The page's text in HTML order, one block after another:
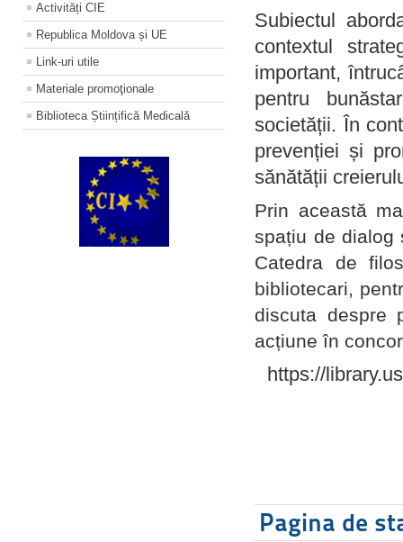
Activități CIE
Republica Moldova și UE
Link-uri utile
Materiale promoţionale
Biblioteca Științifică Medicală
Subiectul
contextul
important,
pentru
societății. În
prevenției și
sănătății
Prin această
spațiu de dialog
Catedra de
bibliotecari,
discuta despre
acțiune în
https://
Pagina de